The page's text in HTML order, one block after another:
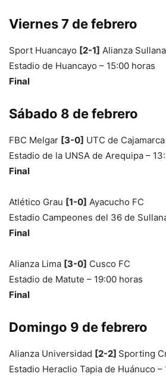
Viernes 7 de febrero
Sport Huancayo [2-1] Alianza Sullana
Estadio de Huancayo – 15:00 horas
Final
Sábado 8 de febrero
FBC Melgar [3-0] UTC de Cajamarca
Estadio de la UNSA de Arequipa –
Final
Atlético Grau [1-0] Ayacucho FC
Estadio Campeones del 36 de
Final
Alianza Lima [3-0] Cusco FC
Estadio de Matute – 19:00 horas
Final
Domingo 9 de febrero
Alianza Universidad [2-2] Sporting
Estadio Heraclio Tapia de Huánuco –